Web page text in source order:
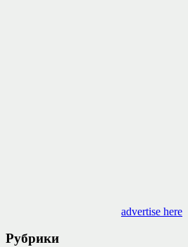
advertise here
Рубрики